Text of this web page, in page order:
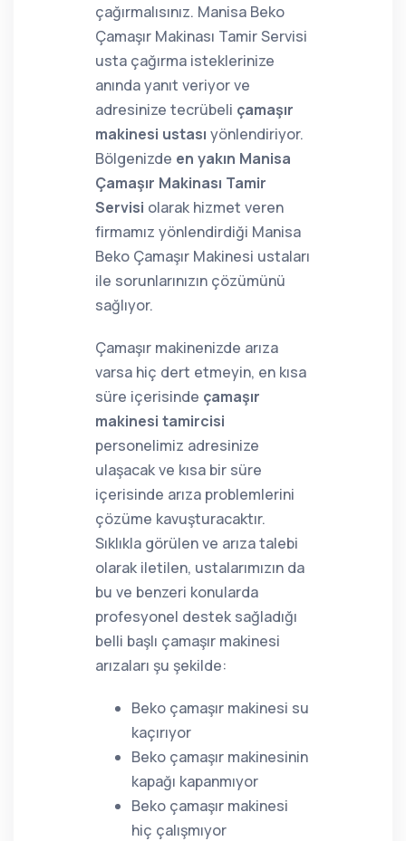
çağırmalısınız. Manisa Beko
Çamaşır Makinası Tamir Servisi
usta çağırma isteklerinize
anında yanıt veriyor ve
adresinize tecrübeli çamaşır
makinesi ustası yönlendiriyor.
Bölgenizde en yakın Manisa
Çamaşır Makinası Tamir
Servisi olarak hizmet veren
firmamız yönlendirdiği Manisa
Beko Çamaşır Makinesi ustaları
ile sorunlarınızın çözümünü
sağlıyor.
Çamaşır makinenizde arıza
varsa hiç dert etmeyin, en kısa
süre içerisinde çamaşır
makinesi tamircisi
personelimiz adresinize
ulaşacak ve kısa bir süre
içerisinde arıza problemlerini
çözüme kavuşturacaktır.
Sıklıkla görülen ve arıza talebi
olarak iletilen, ustalarımızın da
bu ve benzeri konularda
profesyonel destek sağladığı
belli başlı çamaşır makinesi
arızaları şu şekilde:
Beko çamaşır makinesi su
kaçırıyor
Beko çamaşır makinesinin
kapağı kapanmıyor
Beko çamaşır makinesi
hiç çalışmıyor